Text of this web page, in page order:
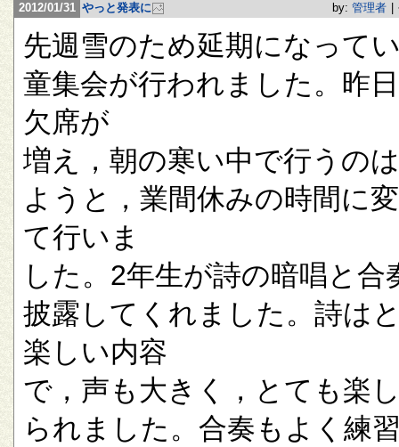
2012/01/31 やっと発表に by: 管理者
先週雪のため延期になって
童集会が行われました。昨
欠席が
増え，朝の寒い中で行うの
ようと，業間休みの時間に
て行いま
した。2年生が詩の暗唱と合
披露してくれました。詩は
楽しい内容
で，声も大きく，とても楽
られました。合奏もよく練